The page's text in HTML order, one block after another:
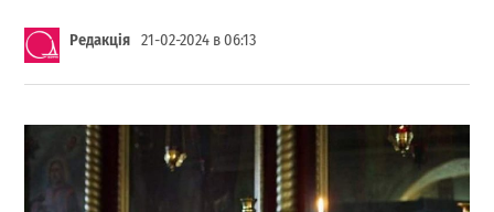
Редакція 21-02-2024 в 06:13